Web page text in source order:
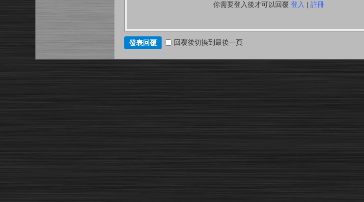
你需要登入後才可以回覆 登入 | 註冊
發表回覆 回覆後切換到最後一頁